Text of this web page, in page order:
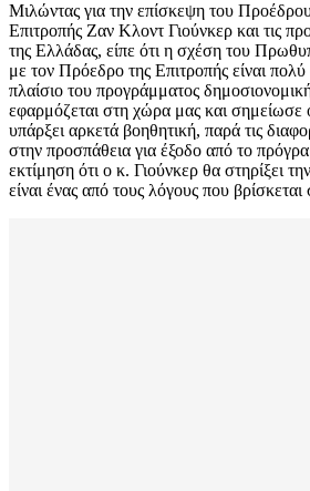
Μιλώντας για την επίσκεψη του
Επιτροπής Ζαν Κλοντ Γιούνκερ και τις
της Ελλάδας, είπε ότι η σχέση του
με τον Πρόεδρο της Επιτροπής είναι πολύ
πλαίσιο του προγράμματος
εφαρμόζεται στη χώρα μας και σημείωσε
υπάρξει αρκετά βοηθητική, παρά τις
στην προσπάθεια για έξοδο από το
εκτίμηση ότι ο κ. Γιούνκερ θα στηρίξει
είναι ένας από τους λόγους που